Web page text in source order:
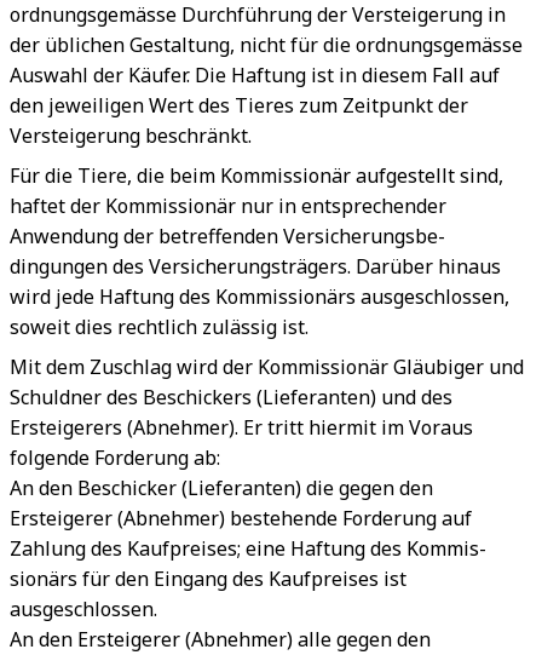
ordnungsgemässe Durchführung der Versteigerung in
der üblichen Gestaltung, nicht für die ordnungsgemässe
Auswahl der Käufer. Die Haftung ist in diesem Fall auf
den jeweiligen Wert des Tieres zum Zeitpunkt der
Versteigerung beschränkt.
Für die Tiere, die beim Kommissionär aufgestellt sind,
haftet der Kommissionär nur in entsprechender
Anwendung der betreffenden Versicherungsbe-
dingungen des Versicherungsträgers. Darüber hinaus
wird jede Haftung des Kommissionärs ausgeschlossen,
soweit dies rechtlich zulässig ist.
Mit dem Zuschlag wird der Kommissionär Gläubiger und
Schuldner des Beschickers (Lieferanten) und des
Ersteigerers (Abnehmer). Er tritt hiermit im Voraus
folgende Forderung ab:
An den Beschicker (Lieferanten) die gegen den
Ersteigerer (Abnehmer) bestehende Forderung auf
Zahlung des Kaufpreises; eine Haftung des Kommis-
sionärs für den Eingang des Kaufpreises ist
ausgeschlossen.
An den Ersteigerer (Abnehmer) alle gegen den